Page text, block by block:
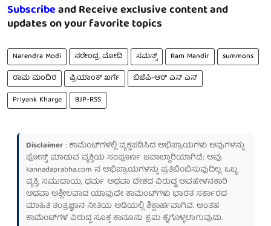
Subscribeand Receive exclusive content and
updates on your favorite topics
Narendra Modi ನರೇಂದ್ರ ಮೋದಿ ಸಮನ್ಸ್ Ram Mandir
summons
ರಾಮ ಮಂದಿರ
ಪ್ರಿಯಾಂಕ್ ಖರ್ಗೆ
ಬಿಜೆಪಿ-ಆರ್ ಎಸ್ ಎಸ್
Priyank Kharge
BJP-RSS
Disclaimer: ಕಾಮೆಂಟ್‌ಗಳಲ್ಲಿ ವ್ಯಕ್ತಪಡಿಸಿದ ಅಭಿಪ್ರಾಯಗಳು ಅವುಗಳನ್ನು
ಪೋಸ್ಟ್ ಮಾಡುವ ವ್ಯಕ್ತಿಯ ಸಂಪೂರ್ಣ ಜವಾಬ್ದಾರಿಯಾಗಿದೆ; ಅವು
kannadaprabha.com ನ ಅಭಿಪ್ರಾಯಗಳನ್ನು ಪ್ರತಿಬಿಂಬಿಸುವುದಿಲ್ಲ. ಒಬ್ಬ
ವ್ಯಕ್ತಿ, ಸಮುದಾಯ, ಧರ್ಮ ಅಥವಾ ದೇಶದ ವಿರುದ್ಧ ಅವಹೇಳನಕಾರಿ
ಅಥವಾ ಅಶ್ಲೀಲವಾದ ಯಾವುದೇ ಕಾಮೆಂಟ್‌ಗಳು ಭಾರತ ಸರ್ಕಾರದ
ಮಾಹಿತಿ ತಂತ್ರಜ್ಞಾನ ನೀತಿಯ ಅಡಿಯಲ್ಲಿ ಶಿಕ್ಷಾರ್ಹವಾಗಿವೆ. ಅಂತಹ
ಕಾಮೆಂಟ್‌ಗಳ ವಿರುದ್ಧ ಸೂಕ್ತ ಕಾನೂನು ಕ್ರಮ ಕೈಗೊಳ್ಳಲಾಗುವುದು.